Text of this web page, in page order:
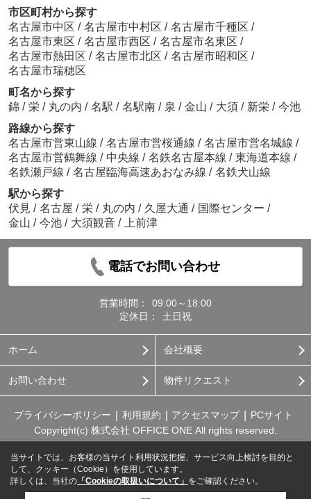
市区町村から探す
名古屋市中区 / 名古屋市中村区 / 名古屋市千種区 /
名古屋市東区 / 名古屋市西区 / 名古屋市名東区 /
名古屋市熱田区 / 名古屋市北区 / 名古屋市昭和区 /
名古屋市瑞穂区
町名から探す
錦 / 栄 / 丸の内 / 名駅 / 名駅南 / 泉 / 金山 / 大須 / 新栄 / 今池
路線から探す
名古屋市営東山線 / 名古屋市営桜通線 / 名古屋市営名城線 /
名古屋市営鶴舞線 / 中央線 / 名鉄名古屋本線 / 東海道本線 /
名鉄瀬戸線 / 名古屋臨海高速あおなみ線 / 名鉄犬山線
駅から探す
伏見 / 名古屋 / 栄 / 丸の内 / 久屋大通 / 国際センター /
金山 / 今池 / 大須観音 / 上前津
電話でお問い合わせ
営業時間：
09:00～18:00
定休日：
土日祝
ホーム 会社概要
お問い合わせ 物件リクエスト
プライバシーポリシー 利用規約 アクセスマップ
PCサイト
Copyright(c) 株式会社 OFFICE ONE All rights reserved.
当サイトでは、お客様の当サイト利用状況把握、サービス向上検討を目的と
して、クッキー（Cookie）を使用しています。
詳しくは、当社の 「Cookieの取扱いについて」 をご確認ください。